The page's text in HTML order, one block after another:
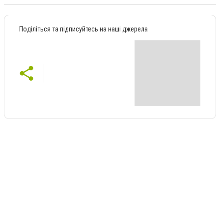
Поділіться та підписуйтесь на наші джерела